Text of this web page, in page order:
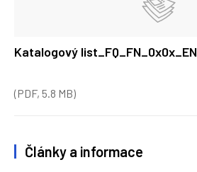
Katalogový
(PDF, 5.8 MB)
Články a informace